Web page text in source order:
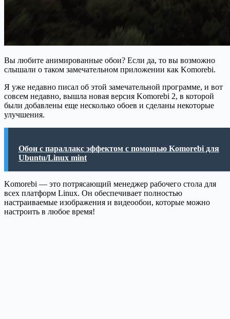
Вы любите анимированные обои? Если да, то вы возможно
слышали о таком замечательном приложении как Komorebi.
Я уже недавно писал об этой замечательной программе, и вот
совсем недавно, вышла новая версия Komorebi 2, в которой
были добавлены еще несколько обоев и сделаны некоторые
улучшения.
Обои с параллакс эффектом с помощью Komorebi для
Ubuntu/Linux mint
Komorebi — это потрясающий менеджер рабочего стола для
всех платформ Linux. Он обеспечивает полностью
настраиваемые изображения и видеообои, которые можно
настроить в любое время!